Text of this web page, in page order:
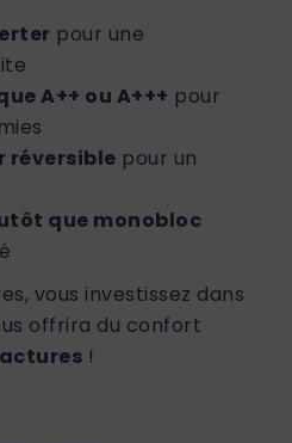
pour une
A++ ou A+++ pour
réversible pour un
que monobloc
vous investissez dans
offrira du confort
!